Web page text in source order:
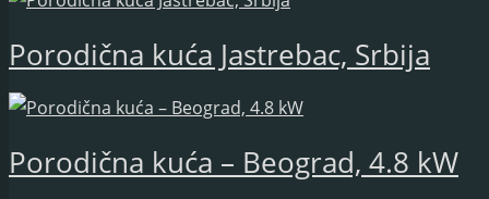
Porodična kuća Jastrebac, Srbija
Porodična kuća – Beograd, 4.8 kW